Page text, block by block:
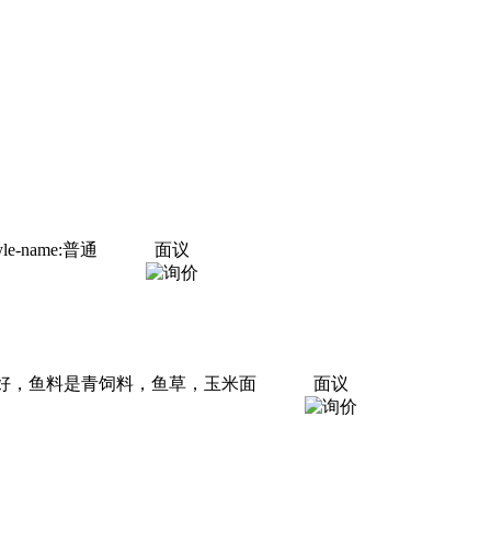
name:普通 面议
，鱼料是青饲料，鱼草，玉米面 面议